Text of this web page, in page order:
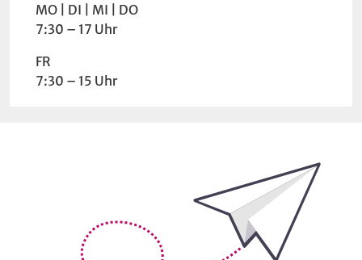
Wochentag Uhrzeit
MO DI MI
DO
7:30 – 17 Uhr
FR
7:30 – 15 Uhr